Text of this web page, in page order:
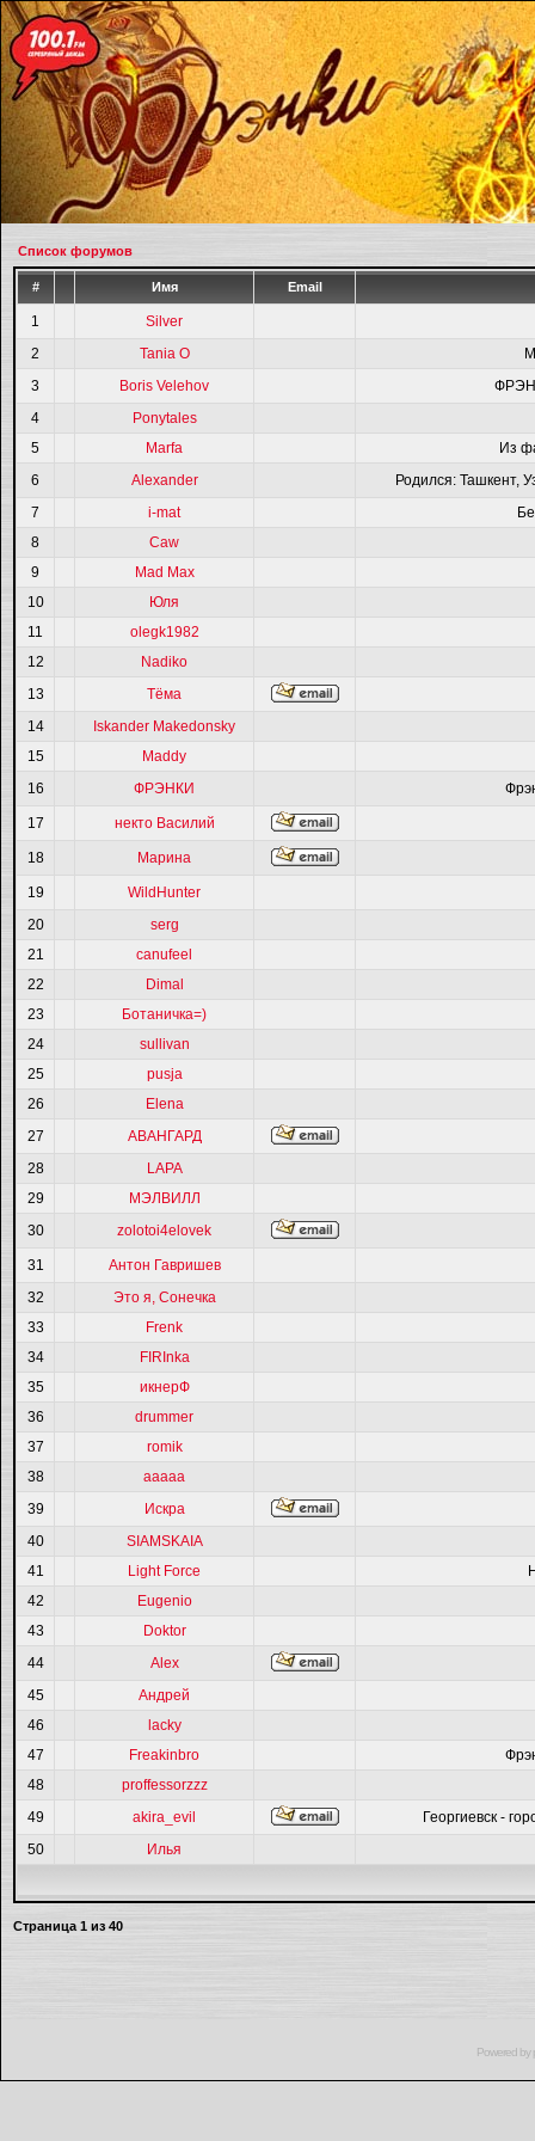
Список форумов
# Имя Email
1
Silver
2
Tania O
3
Boris Velehov
4
Ponytales
5
Marfa
Из
6
Alexander
Родился: Ташкент,
7
i-mat
8
Caw
9
Mad Max
10
Юля
11
olegk1982
12
Nadiko
13
Тёма
14
Iskander Makedonsky
15
Maddy
16
ФРЭНКИ
17 некто Василий
18 Марина
19
WildHunter
20
serg
21
canufeel
22
Dimal
23
Ботаничка=)
24
sullivan
25
pusja
26
Elena
27
АВАНГАРД
28
LAPA
29
МЭЛВИЛЛ
30
zolotoi4elovek
31
Антон Гавришев
32
Это я, Сонечка
33
Frenk
34
FIRInka
35
икнерФ
36
drummer
37
romik
38
ааааа
39
Искра
40
SIAMSKAIA
41
Light Force
42
Eugenio
43
Doktor
44
Alex
45
Андрей
46
lacky
47
Freakinbro
48
proffessorzzz
49
akira_evil
Георгиевск -
50
Илья
Страница 1 из 40
Powered by